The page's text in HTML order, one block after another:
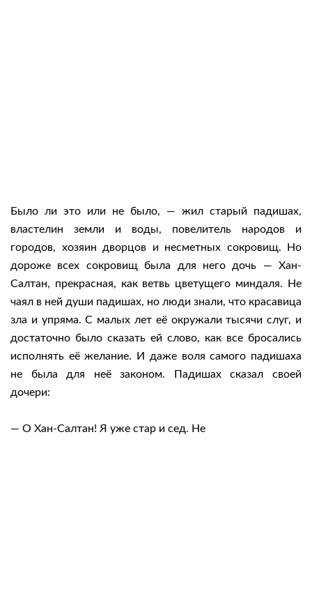
Было ли это или не было, — жил старый падишах,
властелин земли и воды, повелитель народов и
городов, хозяин дворцов и несметных сокровищ. Но
дороже всех сокровищ была для него дочь — Хан-
Салтан, прекрасная, как ветвь цветущего миндаля. Не
чаял в ней души падишах, но люди знали, что красавица
зла и упряма. С малых лет её окружали тысячи слуг, и
достаточно было сказать ей слово, как все бросались
исполнять её желание. И даже воля самого падишаха
не была для неё законом. Падишах сказал своей
дочери:
— О Хан-Салтан! Я уже стар и сед. Не